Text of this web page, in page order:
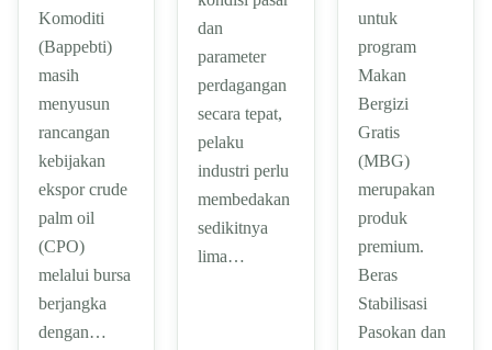
Komoditi
(Bappebti)
masih
menyusun
rancangan
kebijakan
ekspor crude
palm oil
(CPO)
melalui bursa
berjangka
dengan…
dan
parameter
perdagangan
secara tepat,
pelaku
industri perlu
membedakan
sedikitnya
lima…
untuk
program
Makan
Bergizi
Gratis
(MBG)
merupakan
produk
premium.
Beras
Stabilisasi
Pasokan dan